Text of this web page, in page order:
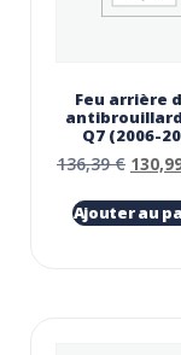
Feu arrière
Q7 (2006-
136,39€
Ajouter au